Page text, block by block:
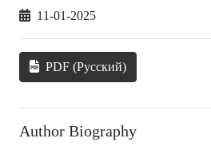
11-01-2025
PDF (Русский)
Author Biography